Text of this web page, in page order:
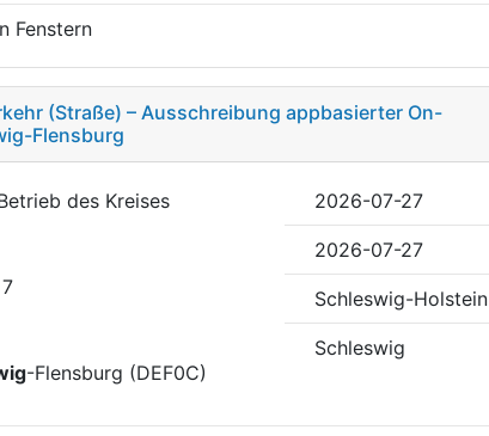
Fenstern
(Straße) – Ausschreibung appbasierter On-
Flensburg
des Kreises
-Flensburg (DEF0C)
2026-07-27
2026-07-27
Schleswig-Holstein
Schleswig